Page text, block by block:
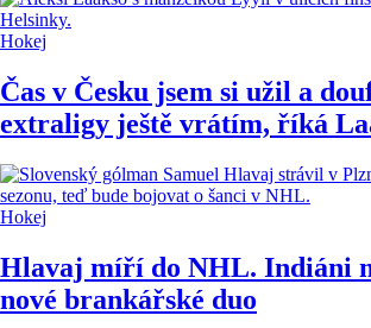
Hokej
Čas v Česku jsem si užil a
extraligy ještě vrátím, říká
Hokej
Hlavaj míří do NHL. Indiáni
nové brankářské duo